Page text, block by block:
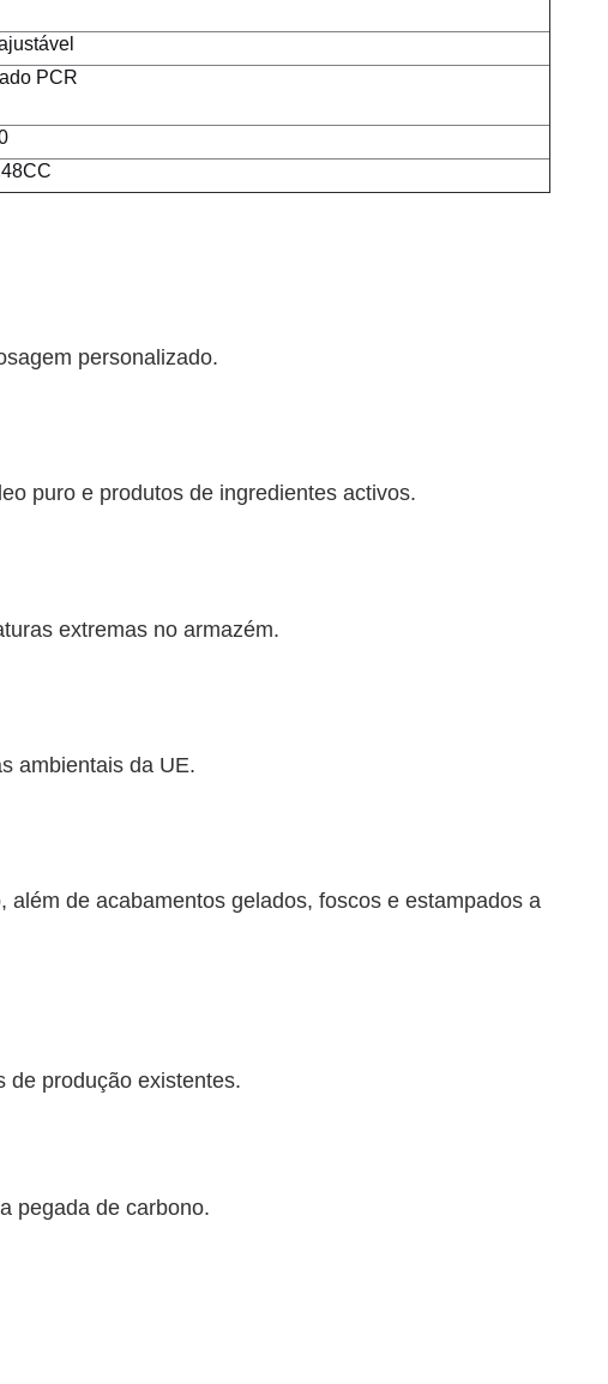
PCR
personalizado.
puro e produtos de ingredientes activos.
extremas no armazém.
ambientais da UE.
de acabamentos gelados, foscos e estampados a
de produção existentes.
pegada de carbono.